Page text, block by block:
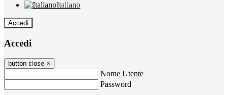
Italiano
Accedi
Accedi
button close ×
Nome Utente
Password